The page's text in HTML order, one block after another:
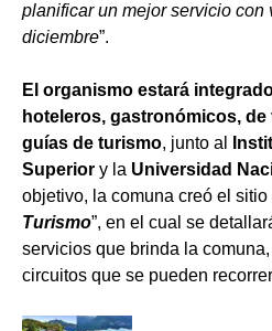
planificar un mejor servicio con
diciembre”.
El organismo estará
hoteleros, gastronómicos,
guías de turismo, junto al
Superior y la Universidad
objetivo, la comuna creó el sitio
Turismo”, en el cual se
servicios que brinda la
circuitos que se pueden